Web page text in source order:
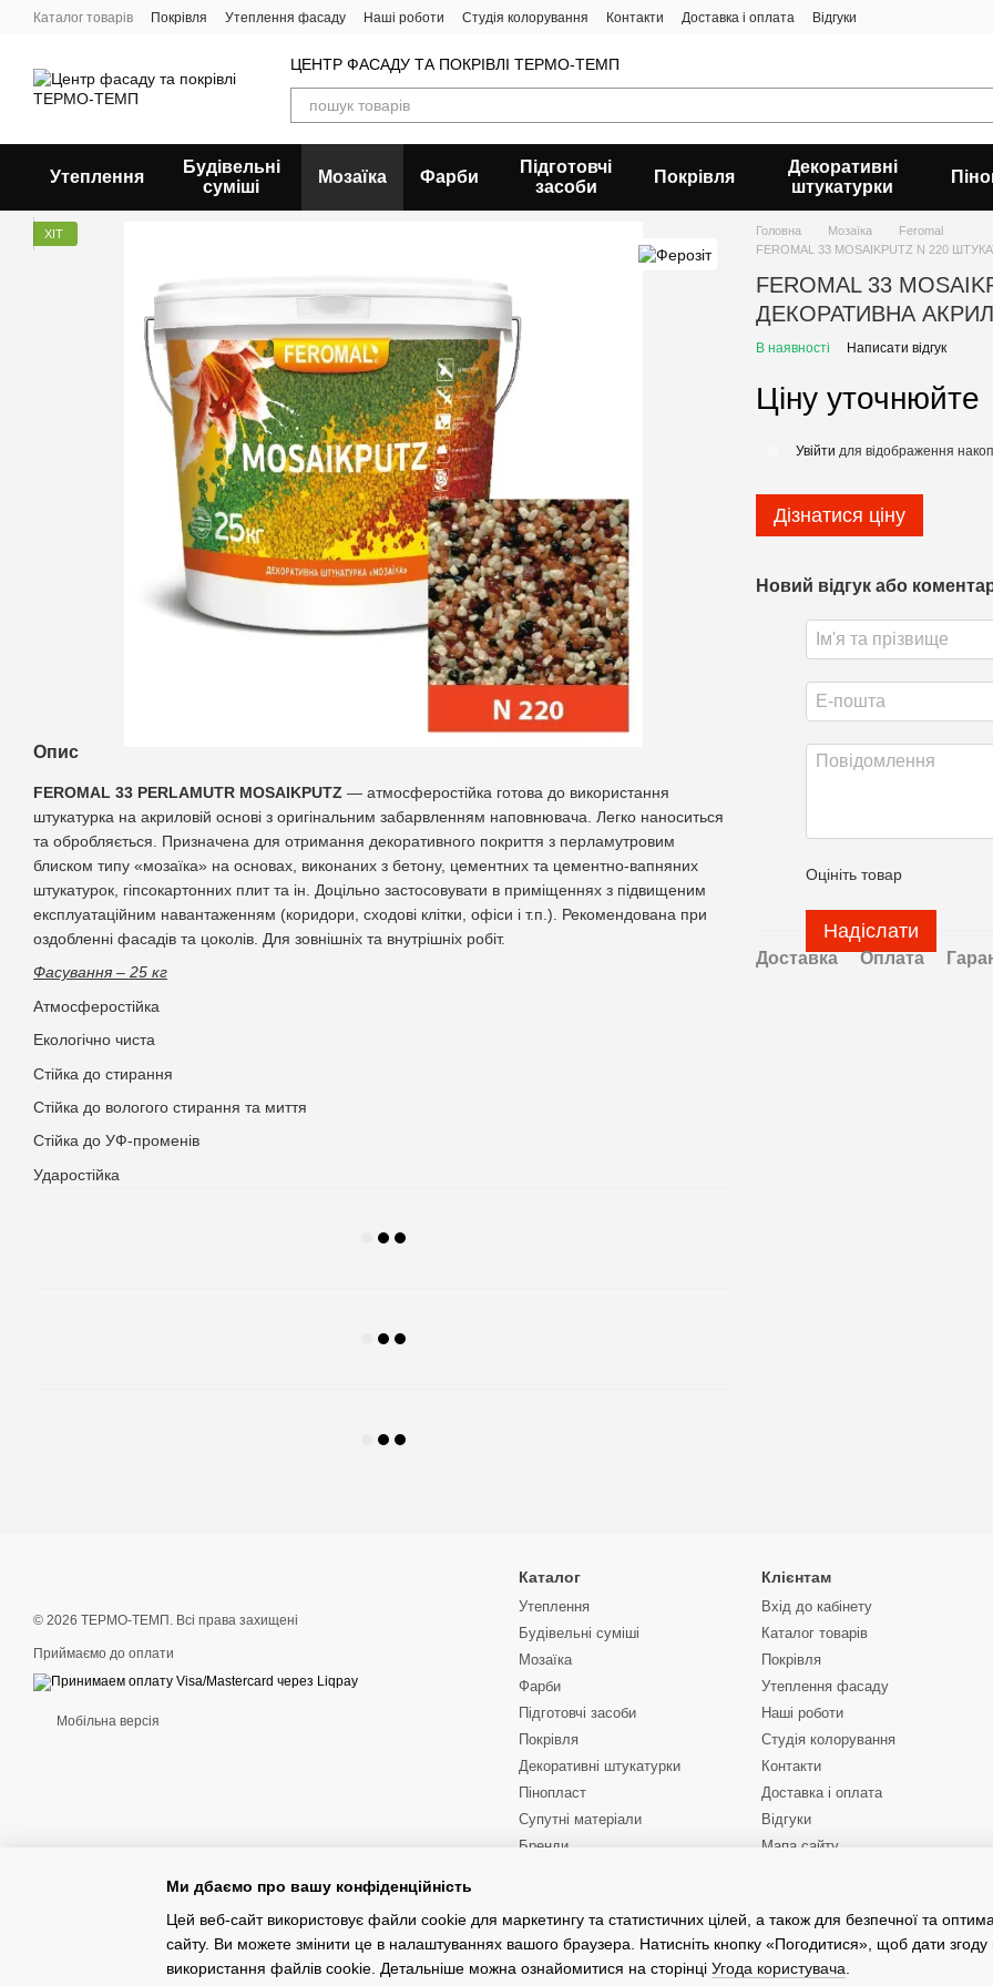
Перейти до основного контенту
Каталог товарів Покрівля Утеплення фасаду Наші роботи Студія колорування Контакти Доставка і оплата Відгуки
ЦЕНТР ФАСАДУ ТА ПОКРІВЛІ ТЕРМО-ТЕМП
Утеплення
Будівельні
суміші
Мозаїка Фарби
Підготовчі
засоби
Покрівля
Декоративні
штукатурки
ХІТ
Опис
FEROMAL 33 PERLAMUTR MOSAIKPUTZ — атмосферостійка готова до використання
штукатурка на акриловій основі з оригінальним забарвленням наповнювача. Легко наноситься
та обробляється. Призначена для отримання декоративного покриття з перламутровим
блиском типу «мозаїка» на основах, виконаних з бетону, цементних та цементно-вапняних
штукатурок, гіпсокартонних плит та ін. Доцільно застосовувати в приміщеннях з підвищеним
експлуатаційним навантаженням (коридори, сходові клітки, офіси і т.п.). Рекомендована при
оздобленні фасадів та цоколів. Для зовнішніх та внутрішніх робіт.
Фасування – 25 кг
Атмосферостійка
Екологічно чиста
Стійка до стирання
Стійка до вологого стирання та миття
Стійка до УФ-променів
Ударостійка
Головна Мозаїка
Feromal
FEROMAL 33 MOSAIKPUTZ N 220
FEROMAL 33
ДЕКОРАТИВНА
В наявності Написати відгук
Ціну уточнюйте
Увійти для відображення
Дізнатися ціну
Новий відгук або
Оцініть товар
Надіслати
Доставка Оплата
© 2026 ТЕРМО-ТЕМП. Всі права захищені
Приймаємо до оплати
Мобільна версія
Каталог
Утеплення
Будівельні суміші
Мозаїка
Фарби
Підготовчі засоби
Покрівля
Декоративні штукатурки
Пінопласт
Супутні матеріали
Бренди
Клієнтам
Вхід до кабінету
Каталог товарів
Покрівля
Утеплення фасаду
Наші роботи
Студія колорування
Контакти
Доставка і оплата
Відгуки
Мапа сайту
Ми дбаємо про вашу конфіденційність
Цей веб-сайт використовує файли cookie для маркетингу та статистичних цілей, а також для безпечної та
сайту. Ви можете змінити це в налаштуваннях вашого браузера. Натисніть кнопку «Погодитися», щоб дати згоду
використання файлів cookie. Детальніше можна ознайомитися на сторінці Угода користувача